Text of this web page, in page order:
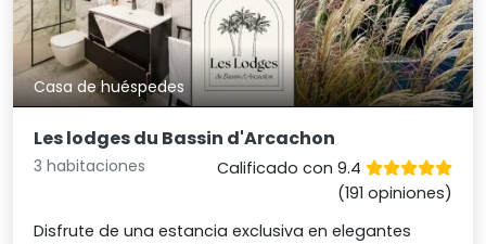
Casa de huéspedes
Les lodges du Bassin d'Arcachon
3 habitaciones
Calificado con 9.4
(191 opiniones)
Disfrute de una estancia exclusiva en elegantes